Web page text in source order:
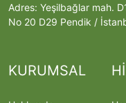
Adres: Yeşilbağlar mah.
No 20 D29 Pendik /
KURUMSAL